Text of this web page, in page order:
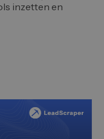
inzetten en